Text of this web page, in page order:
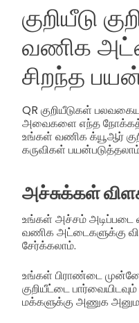
குறியீடு
வணிக
சிறந்த
QR குறியீடுகள்
அவைகளை எந்த
உங்கள் வணிக க்யூஆர்
கருவிகள்
அச்சுக்கள்
உங்கள் அச்சம் அடிப்படை
வணிக அட்டைகளுக்கு
சேர்க்கலாம்.
உங்கள் பிராண்டை
குறியீட்டை
மக்களுக்கு அணுக